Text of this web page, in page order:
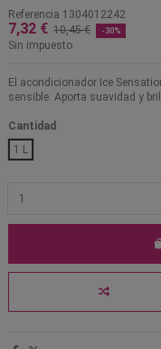
Referencia 1304012242
7,32 € 10,45 € -30%
Sin impuesto
El acondicionador Ice
sensible. Aporta suavidad y
Cantidad
1 L